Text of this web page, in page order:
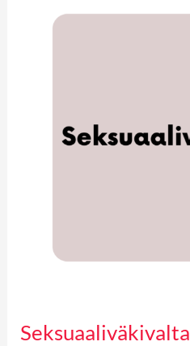
Seksuaaliväkivalta